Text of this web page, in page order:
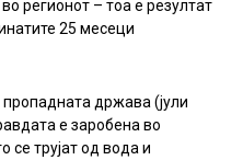
регионот – тоа е резултат
25 месеци
држава (јули
е заробена во
се трујат од вода и